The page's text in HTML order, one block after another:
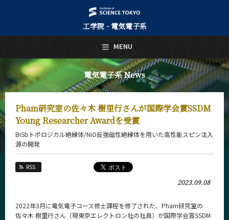
工学院 - 電気電子系
電気電子系 News
Pham研究室の佐々木 樹里行さんが国際学会賞SSDM
Young Researcher Awardを受賞
BiSbトポロジカル絶縁体/NiO反強磁性絶縁体を用いた高性能スピン注入
源の開発
RSS
2023.09.08
2022年3月に電気電子コース修士課程を修了された、Pham研究室の
佐々木 樹里行さん（現東京エレクトロン社の社員）が国際学会賞SSDM
MENU
日本語 English
トップページ
Top Page
電気電子系について
About Us
教育
Education
教員・研究室
未来
Admissions